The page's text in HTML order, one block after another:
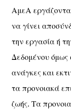
ΑμεΑ
να γίνει
την εργασία ή
Δεδομένου όμως
ανάγκες και
τα προνοιακά
ζωής. Τα